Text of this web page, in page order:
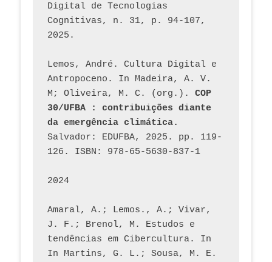
Digital de Tecnologias
Cognitivas, n. 31, p. 94-107,
2025.
Lemos, André. Cultura Digital e
Antropoceno. In Madeira, A. V.
M; Oliveira, M. C. (org.). COP
30/UFBA : contribuições diante
da emergência climática.
Salvador: EDUFBA, 2025. pp. 119-
126. ISBN: 978-65-5630-837-1
2024
Amaral, A.; Lemos., A.; Vivar,
J. F.; Brenol, M. Estudos e
tendências em Cibercultura. In
In Martins, G. L.; Sousa, M. E.